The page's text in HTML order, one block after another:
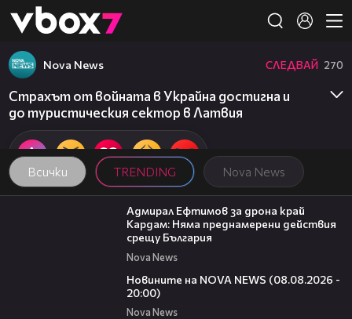
👾
Всички TRENDING Nova News
Nova News СЛЕДВАЙ 270
Страхът от войната в Украйна достигна и
до туристическия сектор в Латвия
01:48
Адмирал Ефтимов за дрона край
Кардам: Няма преднамерени действия
срещу България
Nova News
Новините на NOVA NEWS (08.08.2026 -
20:00)
Nova News